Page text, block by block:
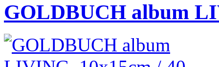
GOLDBUCH album